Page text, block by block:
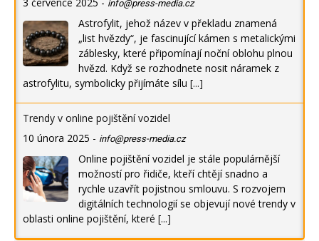
info@press-media.cz
Astrofylit, jehož název v překladu znamená
„list hvězdy“, je fascinující kámen s metalickými
záblesky, které připomínají noční oblohu plnou
hvězd. Když se rozhodnete nosit náramek z
astrofylitu, symbolicky přijímáte sílu [...]
Trendy v online pojištění vozidel
10 února 2025 - info@press-media.cz
Online pojištění vozidel je stále populárnější
možností pro řidiče, kteří chtějí snadno a
rychle uzavřít pojistnou smlouvu. S rozvojem
digitálních technologií se objevují nové trendy v
oblasti online pojištění, které [...]